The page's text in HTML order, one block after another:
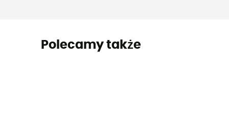
Polecamy także